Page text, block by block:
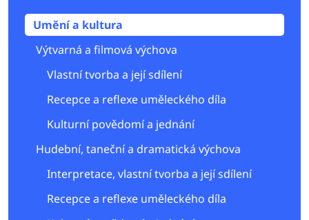
Umění a kultura
Výtvarná a filmová výchova
Vlastní tvorba a její sdílení
Recepce a reflexe uměleckého díla
Kulturní povědomí a jednání
Hudební, taneční a dramatická výchova
Interpretace, vlastní tvorba a její sdílení
Recepce a reflexe uměleckého díla